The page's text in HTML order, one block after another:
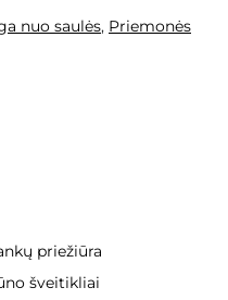
nuo saulės, Priemonės
priežiūra
šveitikliai